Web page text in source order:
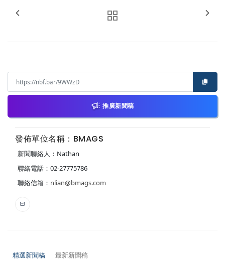
推廣新聞稿
發佈單位名稱：BMAGS
新聞聯絡人：Nathan
聯絡電話：02-27775786
聯絡信箱： nlian@bmags.com
精選新聞稿 最新新聞稿